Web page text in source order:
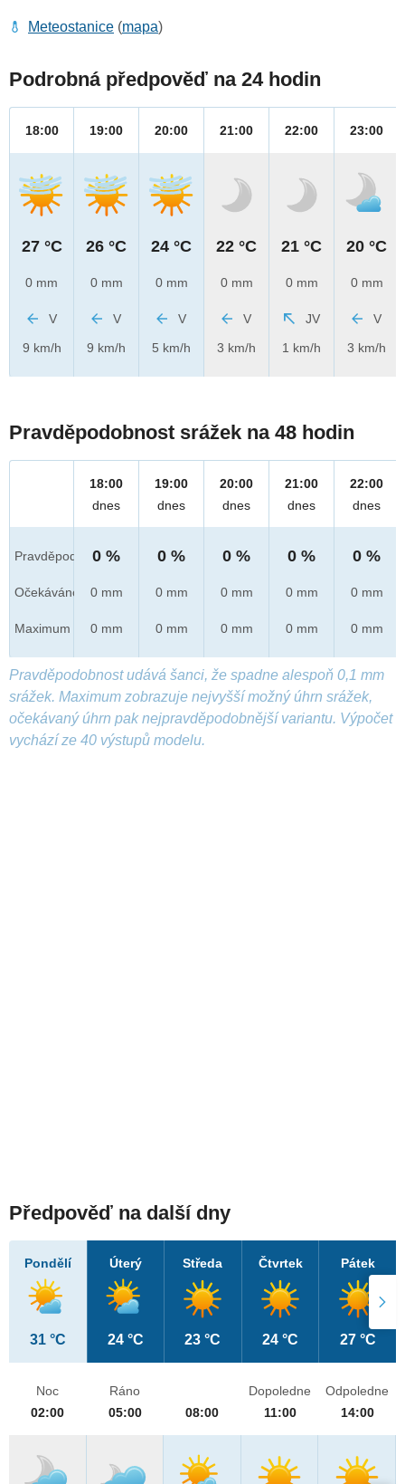
Meteostanice (mapa)
Podrobná předpověď na 24 hodin
18:00
27 °C
0 mm
V
9 km/h
19:00
26 °C
0 mm
V
9 km/h
20:00
24 °C
0 mm
V
5 km/h
21:00
22 °C
0 mm
V
3 km/h
22:00
21 °C
0 mm
JV
1 km/h
23:00
20 °C
0 mm
V
3 km/h
Pravděpodobnost srážek na 48 hodin
Pravděpod.
Očekáváno
Maximum
18:00
dnes
0 %
0 mm
0 mm
19:00
dnes
0 %
0 mm
0 mm
20:00
dnes
0 %
0 mm
0 mm
21:00
dnes
0 %
0 mm
0 mm
22:00
dnes
0 %
0 mm
0 mm
Pravděpodobnost udává šanci, že spadne alespoň 0,1 mm
srážek. Maximum zobrazuje nejvyšší možný úhrn srážek,
očekávaný úhrn pak nejpravděpodobnější variantu. Výpočet
vychází ze 40 výstupů modelu.
Předpověď na další dny
Pondělí
31 °C
Úterý
24 °C
Středa
23 °C
Čtvrtek
24 °C
Pátek
27 °C
Noc
02:00
Ráno
05:00
08:00
Dopoledne
11:00
Odpoledne
14:00